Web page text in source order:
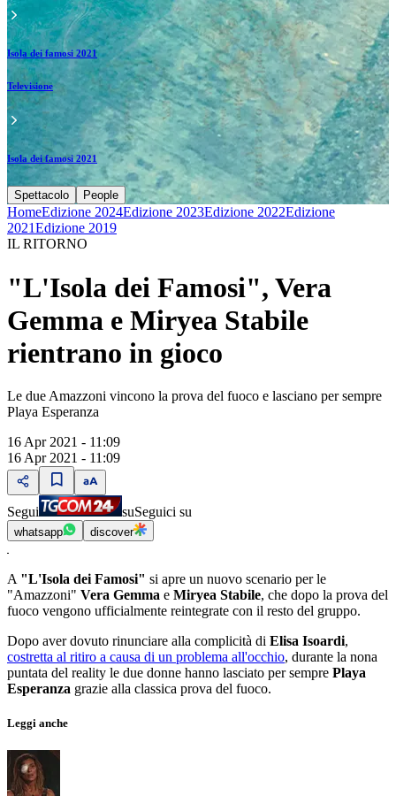
Isola dei famosi 2021
Televisione
Isola dei famosi 2021
Spettacolo People
HomeEdizione 2024Edizione 2023Edizione 2022Edizione
2021Edizione 2019
IL RITORNO
"L'Isola dei Famosi", Vera
Gemma e Miryea Stabile
rientrano in gioco
Le due Amazzoni vincono la prova del fuoco e lasciano per sempre
Playa Esperanza
16 Apr 2021 - 11:09
16 Apr 2021 - 11:09
Segui suSeguici su
whatsapp discover
A "L'Isola dei Famosi" si apre un nuovo scenario per le
"Amazzoni" Vera Gemma e Miryea Stabile, che dopo la prova del
fuoco vengono ufficialmente reintegrate con il resto del gruppo.
Dopo aver dovuto rinunciare alla complicità di Elisa Isoardi,
costretta al ritiro a causa di un problema all'occhio, durante la nona
puntata del reality le due donne hanno lasciato per sempre Playa
Esperanza grazie alla classica prova del fuoco.
Leggi anche